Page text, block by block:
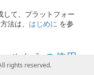
して、プラットフォー
法は、 はじめに を参
ルからの使用
rights reserved.